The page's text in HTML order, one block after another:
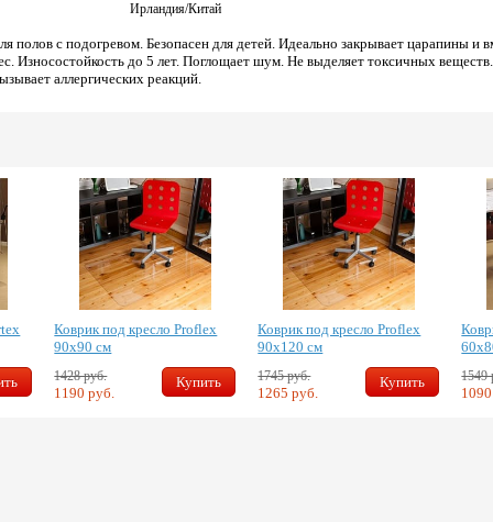
Ирландия/Китай
полов с подогревом. Безопасен для детей. Идеально закрывает царапины и
Износостойкость до 5 лет. Поглощает шум. Не выделяет токсичных
аллергических реакций.
Коврик под кресло Proflex
90х90 см
1428 руб.
1190 руб.
Купить
Коврик под кресло Proflex
90х120 см
1745 руб.
1265 руб.
Купить 1549
1090